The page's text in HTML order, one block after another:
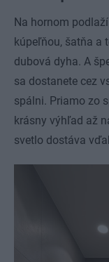
Na hornom
kúpeľňou, šatňa a
dubová dyha. A
sa dostanete cez
spálni. Priamo zo
krásny výhľad až
svetlo dostáva